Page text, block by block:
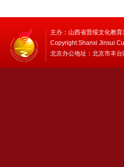
主办：山西省晋绥文化教
Copyright Shanxi Jinsui
北京办公地址：北京市丰